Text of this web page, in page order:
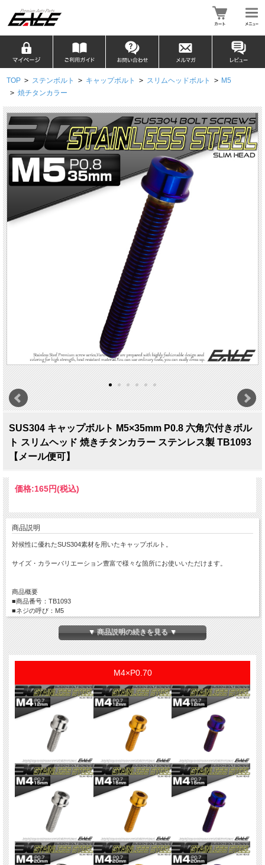
TOP > ステンボルト > キャップボルト > スリムヘッドボルト > M5
> 焼チタンカラー
SUS304 キャップボルト M5×35mm P0.8 六角穴付きボル
ト スリムヘッド 焼きチタンカラー ステンレス製 TB1093
【メール便可】
価格:165円(税込)
商品説明
対候性に優れたSUS304素材を用いたキャップボルト。
サイズ・カラーバリエーション豊富で様々な箇所にお使いいただけます。
商品概要
■商品番号：TB1093
■ネジの呼び：M5
■長さ：35mm
※詳細はサイズ画像参照
■ピッチ：P0.80
■カラー：焼きチタンカラー
※長尺物は製造ロットにより、全ネジ・半ネジが混在します。
※製造ロットによりネジ部分の長さがサイズ表と変わる場合がございます。詳細が
必要な場合はお問い合わせ下さい。
※記載のサイズは平均値です。個体により誤差がございます。また、個体差により
着色が異なります。
※ご注文確定後のサイズやカラー、数量などのご変更は出来ません。
▼ 商品説明の続きを見る ▼
M4×P0.70